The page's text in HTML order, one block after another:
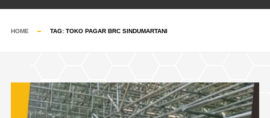
HOME TAG: TOKO PAGAR BRC SINDUMARTANI